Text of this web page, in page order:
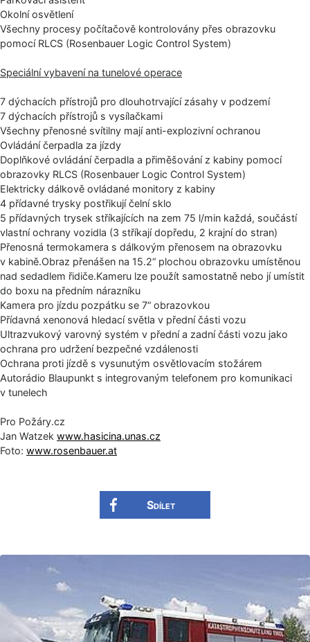
Okolní osvětlení
Všechny procesy počítačově kontrolovány přes obrazovku
pomocí RLCS (Rosenbauer Logic Control System)
Speciální vybavení na tunelové operace
7 dýchacích přístrojů pro dlouhotrvající zásahy v podzemí
7 dýchacích přístrojů s vysílačkami
Všechny přenosné svítilny mají anti-explozivní ochranou
Ovládání čerpadla za jízdy
Doplňkové ovládání čerpadla a přiměšování z kabiny pomocí
obrazovky RLCS (Rosenbauer Logic Control System)
Elektricky dálkově ovládané monitory z kabiny
4 přídavné trysky postřikují čelní sklo
5 přídavných trysek stříkajících na zem 75 l/min každá, součástí
vlastní ochrany vozidla (3 stříkají dopředu, 2 krajní do stran)
Přenosná termokamera s dálkovým přenosem na obrazovku
v kabině.Obraz přenášen na 15.2“ plochou obrazovku umístěnou
nad sedadlem řidiče.Kameru lze použít samostatně nebo jí umístit
do boxu na předním nárazníku
Kamera pro jízdu pozpátku se 7“ obrazovkou
Přídavná xenonová hledací světla v přední části vozu
Ultrazvukový varovný systém v přední a zadní části vozu jako
ochrana pro udržení bezpečné vzdálenosti
Ochrana proti jízdě s vysunutým osvětlovacím stožárem
Autorádio Blaupunkt s integrovaným telefonem pro komunikaci
v tunelech
Pro Požáry.cz
Jan Watzek www.hasicina.unas.cz
Foto: www.rosenbauer.at
Sdílet